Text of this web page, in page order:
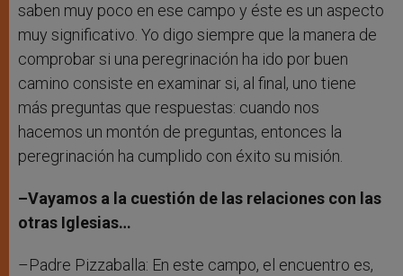
saben muy poco en ese campo y éste es un aspecto
muy significativo. Yo digo siempre que la manera de
comprobar si una peregrinación ha ido por buen
camino consiste en examinar si, al final, uno tiene
más preguntas que respuestas: cuando nos
hacemos un montón de preguntas, entonces la
peregrinación ha cumplido con éxito su misión.
–Vayamos a la cuestión de las relaciones con las
otras Iglesias…
–Padre Pizzaballa: En este campo, el encuentro es,